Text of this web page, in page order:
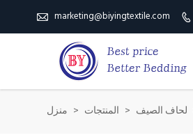
 marketing@biyingtextile.com 
منزل > المنتجات > لحاف الصيف